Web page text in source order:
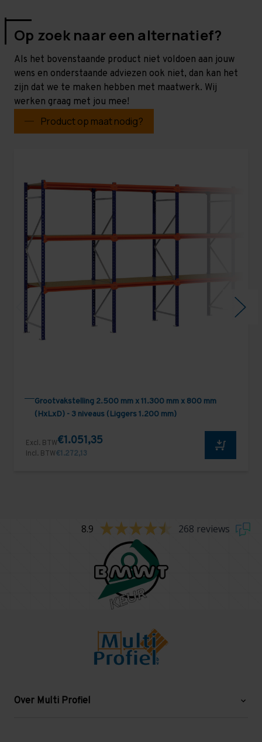
Op zoek naar een alternatief?
Als het bovenstaande product niet voldoen aan jouw
wens en onderstaande adviezen ook niet, dan kan het
zijn dat we te maken hebben met maatwerk. Wij
werken graag met jou mee!
Product op maat nodig?
Grootvakstelling 2.500 mm x 11.300 mm x 800 mm
(HxLxD) - 3 niveaus (Liggers 1.200 mm)
Excl. BTW€1.051,35
Incl. BTW€1.272,13
8.9 268 reviews
Over Multi Profiel